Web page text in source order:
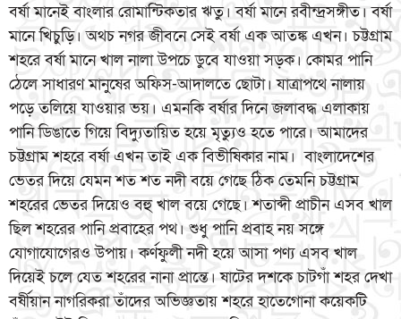
বর্ষা মানেই বাংলার রোমান্টিকতার ঋতু। বর্ষা মানে রবীন্দ্রসঙ্গীত। বর্ষা
মানে খিচুড়ি। অথচ নগর জীবনে সেই বর্ষা এক আতঙ্ক এখন। চট্টগ্রাম
শহরে বর্ষা মানে খাল নালা উপচে ডুবে যাওয়া সড়ক। কোমর পানি
ঠেলে সাধারণ মানুষের অফিস-আদালতে ছোটা। যাত্রাপথে নালায়
পড়ে তলিয়ে যাওয়ার ভয়। এমনকি বর্ষার দিনে জলাবদ্ধ এলাকায়
পানি ডিঙাতে গিয়ে বিদ্যুতায়িত হয়ে মৃত্যুও হতে পারে। আমাদের
চট্টগ্রাম শহরে বর্ষা এখন তাই এক বিভীষিকার নাম। বাংলাদেশের
ভেতর দিয়ে যেমন শত শত নদী বয়ে গেছে ঠিক তেমনি চট্টগ্রাম
শহরের ভেতর দিয়েও বহু খাল বয়ে গেছে। শতাব্দী প্রাচীন এসব খাল
ছিল শহরের পানি প্রবাহের পথ। শুধু পানি প্রবাহ নয় সঙ্গে
যোগাযোগেরও উপায়। কর্ণফুলী নদী হয়ে আসা পণ্য এসব খাল
দিয়েই চলে যেত শহরের নানা প্রান্তে। ষাটের দশকে চাটগাঁ শহর দেখা
বর্ষীয়ান নাগরিকরা তাঁদের অভিজ্ঞতায় শহরে হাতেগোনা কয়েকটি